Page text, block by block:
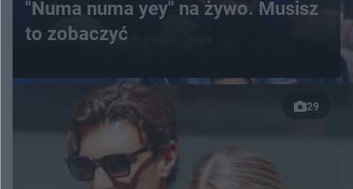
"Numa numa yey" na żywo. Musisz
to zobaczyć
29